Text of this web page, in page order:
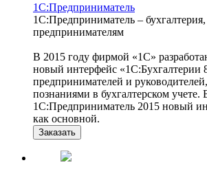
1С:Предприниматель
1С:Предприниматель –
предпринимателям
В 2015 году фирмой «1С»
новый интерфейс «1С:Бухгалтерии
предпринимателей и
познаниями в бухгалтерском учете.
1С:Предприниматель 2015 новый
как основной.
Заказать